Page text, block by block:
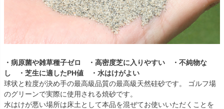
・病原菌や雑草種子ゼロ ・高密度芝に入りやすい ・不純物な
し ・芝生に適したPH値 ・水はけがよい
球状と粒度が決め手の最高級品質の最高級天然硅砂です。 ゴルフ場
のグリーンで実際に使用される焼砂です。
水はけが悪い場所は床土として本品を混ぜてお使いいただくことを